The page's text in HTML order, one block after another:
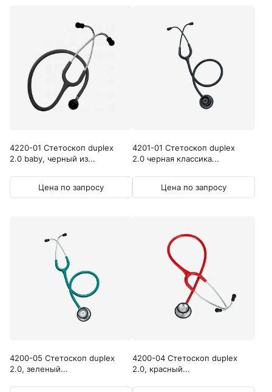
4220-01 Стетоскоп duplex
2.0 baby, черный из...
Цена по запросу
4201-01 Стетоскоп duplex
2.0 черная классика...
Цена по запросу
4200-05 Стетоскоп duplex
2.0, зеленый...
4200-04 Стетоскоп duplex
2.0, красный...